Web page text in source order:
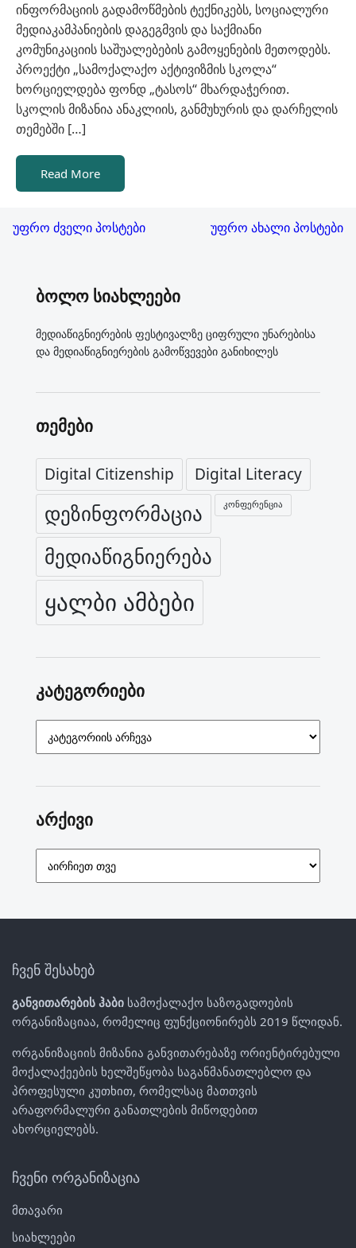
ინფორმაციის გადამოწმების ტექნიკებს, სოციალური
მედიაკამპანიების დაგეგმვის და საქმიანი
კომუნიკაციის საშუალებების გამოყენების მეთოდებს.
პროექტი „სამოქალაქო აქტივიზმის სკოლა“
ხორციელდება ფონდ „ტასოს“ მხარდაჭერით.
სკოლის მიზანია ანაკლიის, განმუხურის და დარჩელის
თემებში […]
Read More
პოსტების ნავიგაცია
უფრო ძველი პოსტები უფრო ახალი პოსტები
ბოლო სიახლეები
მედიაწიგნიერების ფესტივალზე ციფრული უნარებისა
და მედიაწიგნიერების გამოწვევები განიხილეს
თემები
Digital Citizenship Digital Literacy
დეზინფორმაცია კონფერენცია
მედიაწიგნიერება
ყალბი ამბები
კატეგორიები
არქივი
ჩვენ შესახებ
განვითარების ჰაბი სამოქალაქო საზოგადოების
ორგანიზაციაა, რომელიც ფუნქციონირებს 2019 წლიდან.
ორგანიზაციის მიზანია განვითარებაზე ორიენტირებული
მოქალაქეების ხელშეწყობა საგანმანათლებლო და
პროფესული კუთხით, რომელსაც მათთვის
არაფორმალური განათლების მიწოდებით
ახორციელებს.
ჩვენი ორგანიზაცია
მთავარი
სიახლეები